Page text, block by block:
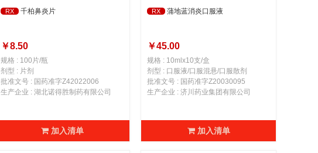
RX 千柏鼻炎片
￥8.50
规格 : 100片/瓶
剂型 : 片剂
批准文号 : 国药准字Z42022006
生产企业 : 湖北诺得胜制药有限公司
加入清单
RX 蒲地蓝消炎口服液
￥45.00
规格 : 10mlx10支/盒
剂型 : 口服液/口服混悬/口服散剂
批准文号 : 国药准字Z20030095
生产企业 : 济川药业集团有限公司
加入清单